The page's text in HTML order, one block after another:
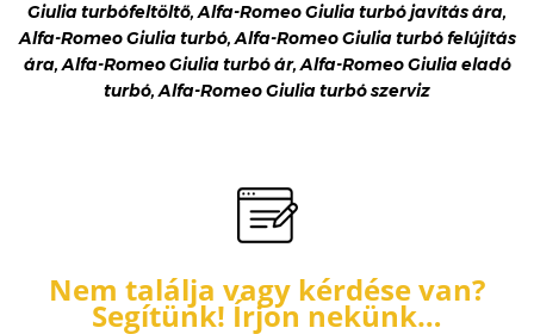
Giulia turbófeltöltő, Alfa-Romeo Giulia turbó javítás ára,
Alfa-Romeo Giulia turbó, Alfa-Romeo Giulia turbó felújítás
ára, Alfa-Romeo Giulia turbó ár, Alfa-Romeo Giulia eladó
turbó, Alfa-Romeo Giulia turbó szerviz
Nem találja vagy kérdése van?
Segítünk! Írjon nekünk…